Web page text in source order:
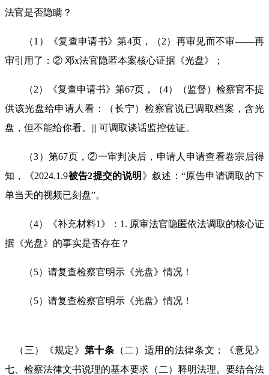
法官是否隐瞒？
（1 ）《复查申请书》第4页，（2）再审见而不审——再
审引用了：② 邓x法官隐匿本案核心证据《光盘》；
（2）《复查申请书》第67页，（4）（监督）检察官不提
供该光盘给申请人看：（长宁）检察官说已调取档案，含光
盘，但不能给你看。 ||| 可调取谈话监控佐证。
（3）第67页，②一审判决后，申请人申请查看卷宗后得
知，《2024.1.9被告2提交的说明 》叙述： “原告申请调取的下
单当天的视频已刻盘”。
（4）《补充材料1 》： 1. 原审法官隐匿依法调取的核心证
据《光盘》的事实是否存在？
（5）请复查检察官明示《光盘》情况！
（5）请复查检察官明示《光盘》情况！
（三）《规定》 第十条 （二）适用的法律条文；《意见》
七、检察法律文书说理的基本要求（二）释明法理。要结合法